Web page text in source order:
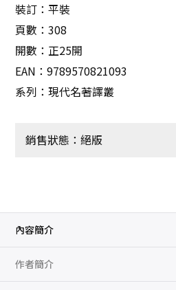
裝訂：平裝
頁數：308
開數：正25開
EAN：9789570821093
系列：現代名著譯叢
銷售狀態：絕版
內容簡介
作者簡介